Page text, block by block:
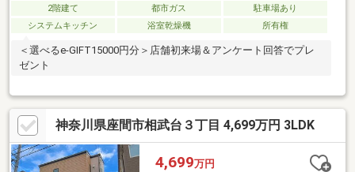
2階建て 都市ガス
駐車場あり
システムキッチン
浴室乾燥機 所有権
＜選べるe-GIFT15000円分＞店舗初来場＆アンケート回答でプレ
ゼント
神奈川県座間市相武台３丁目 4,699万円 3LDK
4,699万円